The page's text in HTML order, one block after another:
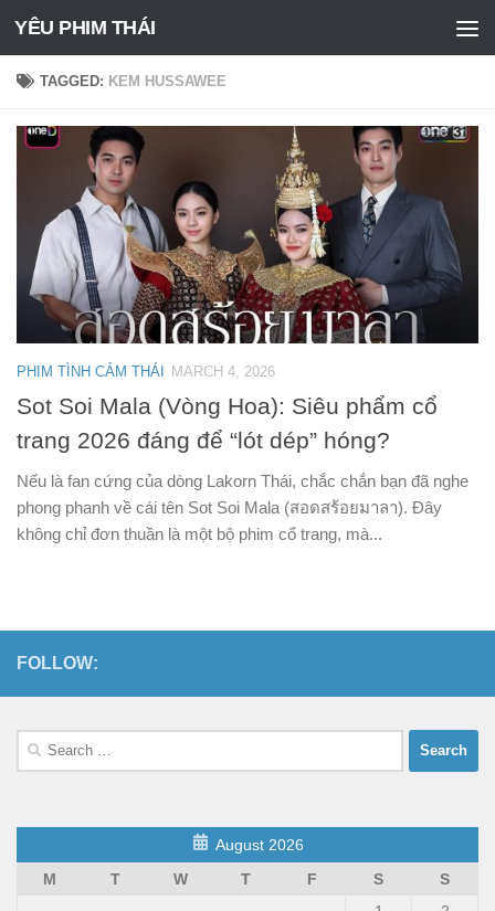
Skip to content
YÊU PHIM THÁI
TAGGED: KEM HUSSAWEE
PHIM TÌNH CẢM THÁI MARCH 4, 2026
Sot Soi Mala (Vòng Hoa): Siêu phẩm cổ
trang 2026 đáng để “lót dép” hóng?
Nếu là fan cứng của dòng Lakorn Thái, chắc chắn bạn đã nghe
phong phanh về cái tên Sot Soi Mala (สอดสร้อยมาลา). Đây
không chỉ đơn thuần là một bộ phim cổ trang, mà...
FOLLOW:
Search
August 2026
M
T W T F S
S